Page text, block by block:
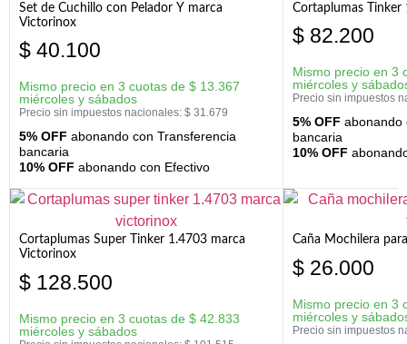
Set de Cuchillo con Pelador Y marca
Victorinox
$ 40.100
Mismo precio en 3 cuotas de $ 13.367
miércoles y sábados
Precio sin impuestos nacionales: $ 31.679
5% OFF abonando con Transferencia
bancaria
10% OFF abonando con Efectivo
Cortaplumas
$ 82.200
Mismo precio en 3
miércoles y
Precio sin impuestos
5% OFF abonando
bancaria
10% OFF
Cortaplumas Super Tinker 1.4703 marca
Victorinox
$ 128.500
Mismo precio en 3 cuotas de $ 42.833
miércoles y sábados
Caña Mochilera
$ 26.000
Mismo precio en 3
miércoles y
Precio sin impuestos